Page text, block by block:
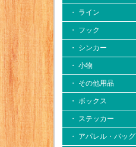
・ ライン
・ フック
・ シンカー
・ 小物
・ その他用品
・ ボックス
・ ステッカー
・ アパレル・バッグ